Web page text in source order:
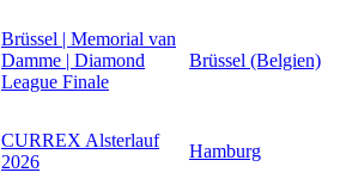
Brüssel | Memorial van
Damme | Diamond
League Finale
Brüssel (Belgien)
CURREX Alsterlauf
2026
Hamburg